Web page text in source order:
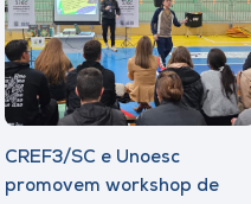
CREF3/SC e Unoesc
promovem workshop de